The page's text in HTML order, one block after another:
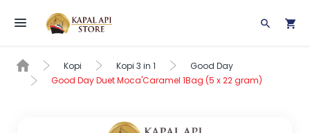
Toggle navigation
Kopi Kopi 3 in 1
Good Day
Good Day Duet Moca'Caramel 1Bag (5 x 22 gram)